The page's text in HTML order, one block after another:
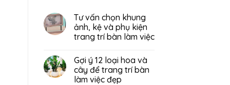
Tư vấn chọn khung
ảnh, kệ và phụ kiện
trang trí bàn làm việc
Gợi ý 12 loại hoa và
cây để trang trí bàn
làm việc đẹp